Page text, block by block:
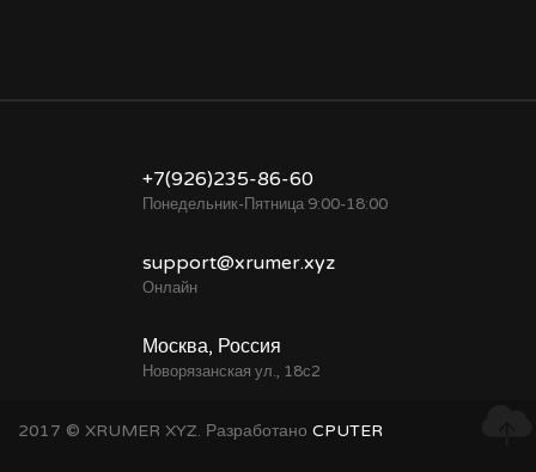
+7(926)235-86-60
Понедельник-Пятница 9:00-18:00
support@xrumer.xyz
Онлайн
Москва, Россия
Новорязанская ул., 18с2
2017 © XRUMER XYZ. Разработано CPUTER